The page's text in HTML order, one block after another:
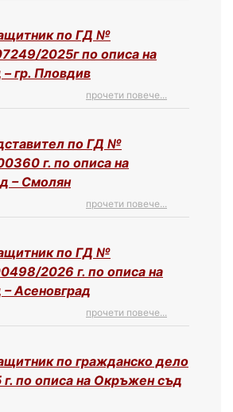
по ГД №
2025г по описа на
гр. Пловдив
прочети повече...
по ГД №
г. по описа на
– Смолян
прочети повече...
по ГД №
2026 г. по описа на
Асеновград
прочети повече...
по гражданско дело
по описа на Окръжен съд